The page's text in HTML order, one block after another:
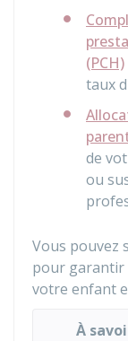
(PCH)
taux
de
ou
Vous pouvez
pour garantir
votre enfant
À